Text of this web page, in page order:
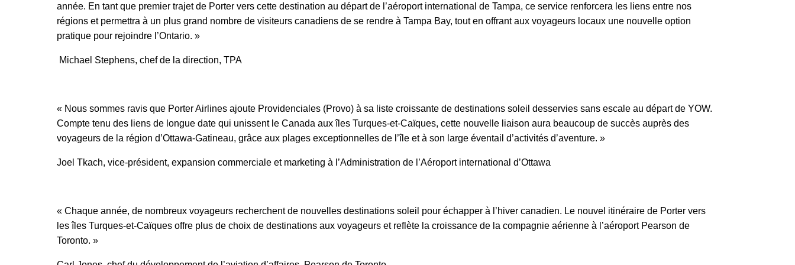
année. En tant que premier trajet de Porter vers cette destination au départ de l’aéroport international de Tampa, ce service renforcera les liens entre nos
régions et permettra à un plus grand nombre de visiteurs canadiens de se rendre à Tampa Bay, tout en offrant aux voyageurs locaux une nouvelle option
pratique pour rejoindre l’Ontario. »
Michael Stephens, chef de la direction, TPA
« Nous sommes ravis que Porter Airlines ajoute Providenciales (Provo) à sa liste croissante de destinations soleil desservies sans escale au départ de YOW.
Compte tenu des liens de longue date qui unissent le Canada aux îles Turques-et-Caïques, cette nouvelle liaison aura beaucoup de succès auprès des
voyageurs de la région d’Ottawa-Gatineau, grâce aux plages exceptionnelles de l’île et à son large éventail d’activités d’aventure. »
Joel Tkach, vice-président, expansion commerciale et marketing à l’Administration de l’Aéroport international d’Ottawa
« Chaque année, de nombreux voyageurs recherchent de nouvelles destinations soleil pour échapper à l’hiver canadien. Le nouvel itinéraire de Porter vers
les îles Turques-et-Caïques offre plus de choix de destinations aux voyageurs et reflète la croissance de la compagnie aérienne à l’aéroport Pearson de
Toronto. »